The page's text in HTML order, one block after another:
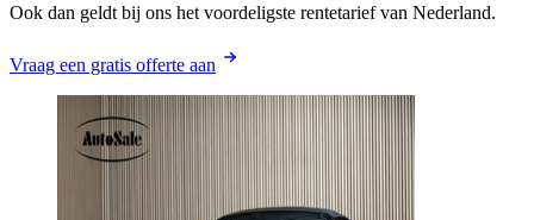
Ook dan geldt bij ons het voordeligste rentetarief van Nederland.
Vraag een gratis offerte aan